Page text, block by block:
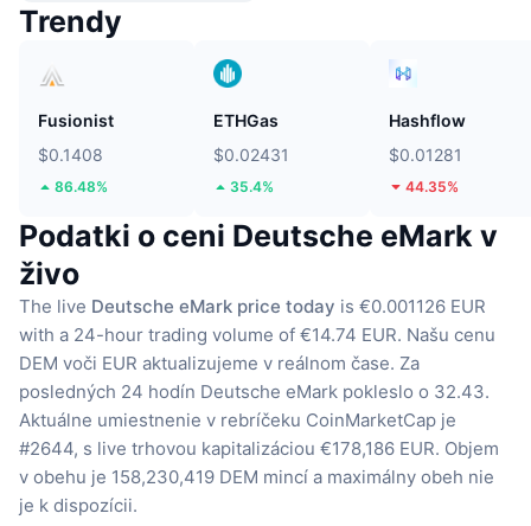
Trendy
Fusionist
$0.1408
86.48%
ETHGas
$0.02431
35.4%
Hashflow
$0.01281
44.35%
Podatki o ceni Deutsche eMark v
živo
The live Deutsche eMark price today is €0.001126 EUR
with a 24-hour trading volume of €14.74 EUR. Našu cenu
DEM voči EUR aktualizujeme v reálnom čase. Za
posledných 24 hodín Deutsche eMark pokleslo o 32.43.
Aktuálne umiestnenie v rebríčeku CoinMarketCap je
#2644, s live trhovou kapitalizáciou €178,186 EUR. Objem
v obehu je 158,230,419 DEM mincí a maximálny obeh nie
je k dispozícii.